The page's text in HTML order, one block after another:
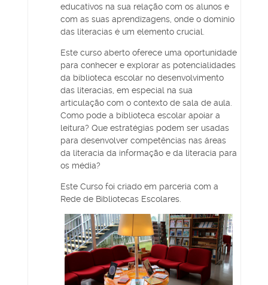
educativos na sua relação com os alunos e
com as suas aprendizagens, onde o domínio
das literacias é um elemento crucial.
Este curso aberto oferece uma oportunidade
para conhecer e explorar as potencialidades
da biblioteca escolar no desenvolvimento
das literacias, em especial na sua
articulação com o contexto de sala de aula.
Como pode a biblioteca escolar apoiar a
leitura? Que estratégias podem ser usadas
para desenvolver competências nas áreas
da literacia da informação e da literacia para
os média?
Este Curso foi criado em parceria com a
Rede de Bibliotecas Escolares.